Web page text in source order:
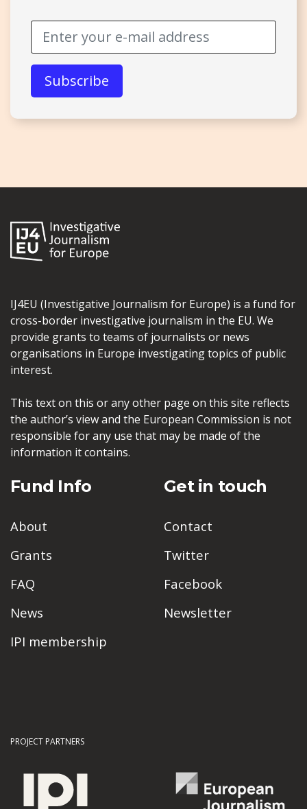
IJ4EU (Investigative Journalism for Europe) is a fund for
cross-border investigative journalism in the EU. We
provide grants to teams of journalists or news
organisations in Europe investigating topics of public
interest.
This text on this or any other page on this site reflects
the author’s view and the European Commission is not
responsible for any use that may be made of the
information it contains.
Fund Info
About
Grants
FAQ
News
IPI membership
Get in touch
Contact
Twitter
Facebook
Newsletter
PROJECT PARTNERS